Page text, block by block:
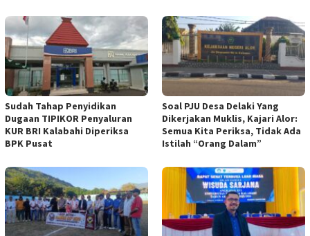
Sudah Tahap Penyidikan
Dugaan TIPIKOR Penyaluran
KUR BRI Kalabahi Diperiksa
BPK Pusat
Soal PJU Desa Delaki Yang
Dikerjakan Muklis, Kajari Alor:
Semua Kita Periksa, Tidak Ada
Istilah “Orang Dalam”